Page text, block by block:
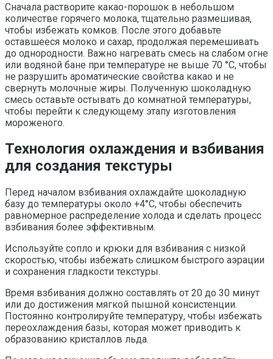
Сначала растворите какао-порошок в небольшом
количестве горячего молока, тщательно размешивая,
чтобы избежать комков. После этого добавьте
оставшееся молоко и сахар, продолжая перемешивать
до однородности. Важно нагревать смесь на слабом огне
или водяной бане при температуре не выше 70 °C, чтобы
не разрушить ароматические свойства какао и не
свернуть молочные жиры. Полученную шоколадную
смесь оставьте остывать до комнатной температуры,
чтобы перейти к следующему этапу изготовления
мороженого.
Технология охлаждения и взбивания
для создания текстуры
Перед началом взбивания охлаждайте шоколадную
базу до температуры около +4°C, чтобы обеспечить
равномерное распределение холода и сделать процесс
взбивания более эффективным.
Используйте сопло и крюки для взбивания с низкой
скоростью, чтобы избежать слишком быстрого аэрации
и сохранения гладкости текстуры.
Время взбивания должно составлять от 20 до 30 минут
или до достижения мягкой пышной консистенции.
Постоянно контролируйте температуру, чтобы избежать
переохлаждения базы, которая может приводить к
образованию кристаллов льда.